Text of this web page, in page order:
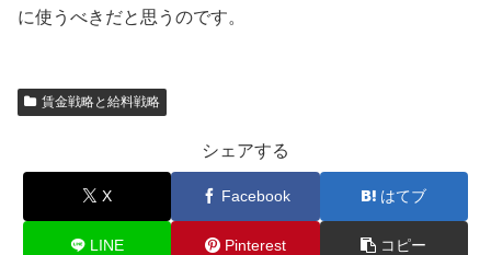
に使うべきだと思うのです。
賃金戦略と給料戦略
シェアする
X Facebook はてブ
LINE Pinterest コピー